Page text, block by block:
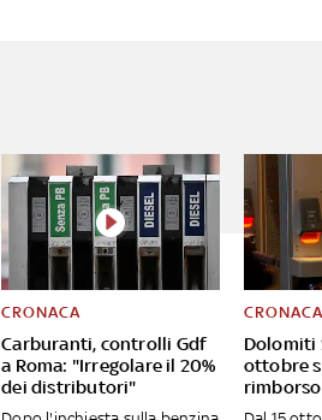
Carburanti, controlli Gdf
a Roma: "Irregolare il 20%
dei distributori"
CRONACA
Dolomiti
ottobre
CRONACA